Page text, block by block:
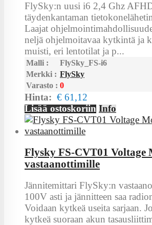
FlySky:n uusi i6 2,4 Ghz
täydenkantaman
Laajat
neljä ohjelmoitavaa kytkintä ja
muisti, eri lentotilat ja p...
Malli :
FlySky_FS-i6
Merkki : FlySky
Varasto : 0
Hinta: € 61,12
Lisää ostoskoriin Info
Flysky FS-CVT01 Voltage
vastaanottimille
Jännitemittari FlySky:n
100V asti ja jännitteen saa
Voidaan kytkeä useita sarjaan.
kytkeä suoraan akun